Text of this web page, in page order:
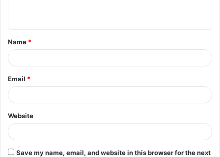
t
*
Name *
Email *
Website
Save my name, email, and website in this browser for the next